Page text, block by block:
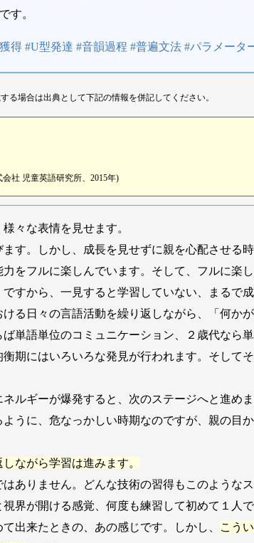
す。
得 #U型発達 #音韻過程 #普遍文法 #パラメータ
場合は出典として下記の情報を併記してください。
社 児童英語研究所、2015年)
々な表情を見せます。
す。しかし、成長を見せずに親を心配させる
をフルに楽しんでいます。そして、フルに楽
すから、一見すると学習していない、まるで
る日々の言語活動を繰り返しながら、「何か
単語単位のコミュニケーション、２歳代なら
期にはいろいろな発見が行われます。そして
ルギーが爆発すると、次のステージへと進め
うに、危なっかしい時期なのですが、親の目
ながら学習は進みます。
ありません。どんな技術の習得もこのような
界が開ける感覚、何度も練習して初めて１人
出来たときの、あの感じです。しかし、
こう